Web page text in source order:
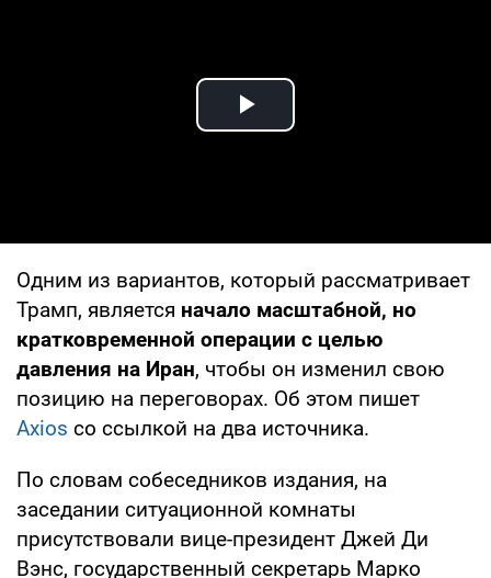
Play Video
Одним из вариантов, который рассматривает
Трамп, является начало масштабной, но
кратковременной операции с целью
давления на Иран, чтобы он изменил свою
позицию на переговорах. Об этом пишет
Axios со ссылкой на два источника.
По словам собеседников издания, на
заседании ситуационной комнаты
присутствовали вице-президент Джей Ди
Вэнс, государственный секретарь Марко